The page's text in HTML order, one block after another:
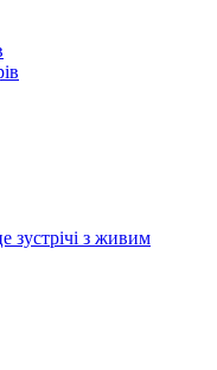
зустрічі з живим